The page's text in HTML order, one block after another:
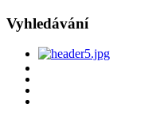
Vyhledávání